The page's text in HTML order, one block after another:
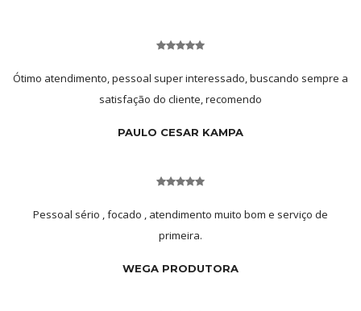
Ótimo atendimento, pessoal super interessado, buscando sempre a
satisfação do cliente, recomendo
PAULO CESAR KAMPA
Pessoal sério , focado , atendimento muito bom e serviço de
primeira.
WEGA PRODUTORA